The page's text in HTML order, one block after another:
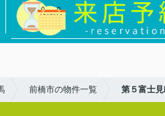
前橋市の物件一覧 第５富士